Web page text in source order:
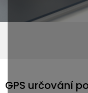
GPS určování